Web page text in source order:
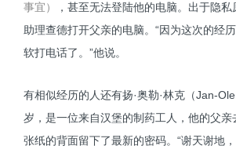
事宜）
，甚至无法登陆他的电脑。出于隐
助理查德打开父亲的电脑。“因为这次的经
软打电话了。”他说。
有相似经历的人还有扬·奥勒·林克（Jan-
岁，是一位来自汉堡的制药工人，他的父亲
张纸的背面留下了最新的密码。“谢天谢地